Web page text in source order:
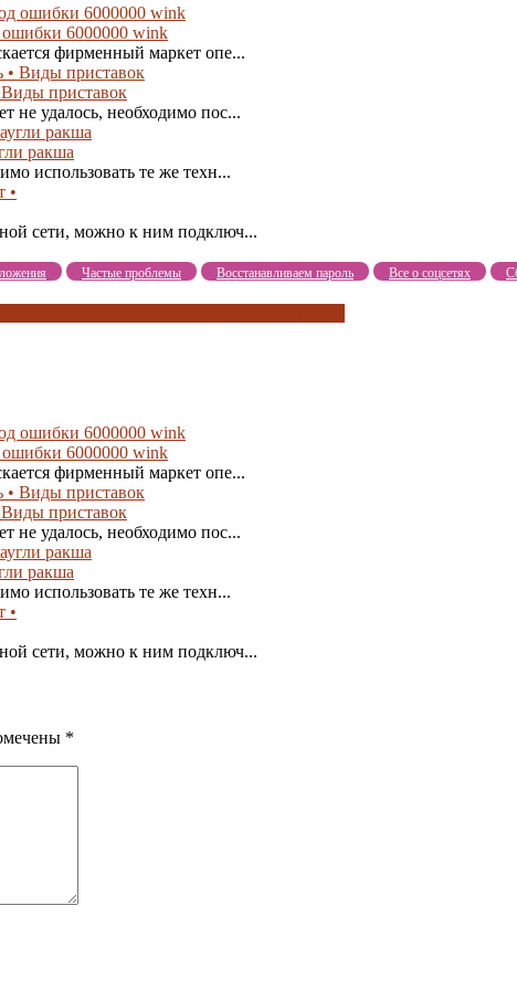
ошибки 6000000 wink
фирменный маркет опе...
Виды приставок
не удалось, необходимо пос...
ракша
использовать те же техн...
сети, можно к ним подключ...
Частые проблемы Восстанавливаем пароль Все о соцсетях
ошибки 6000000 wink
фирменный маркет опе...
Виды приставок
не удалось, необходимо пос...
ракша
использовать те же техн...
сети, можно к ним подключ...
*